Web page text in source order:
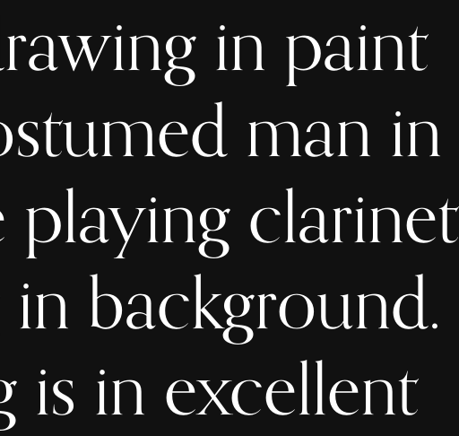
in paint
man in
playing clarinet
background.
is in excellent